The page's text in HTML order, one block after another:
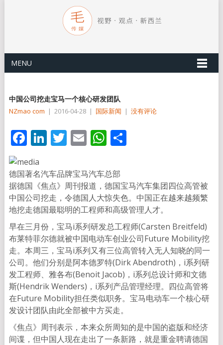
MENU
中国公司挖走宝马一个核心研发团队
NZmao com | 2016-04-28 | 国际新闻 | 没有评论
Facebook
LinkedIn
Twitter
EmailWhatsApp
分
德国著名汽车品牌宝马汽车总部
据德国《焦点》周刊报道，德国宝马汽车集团四位高管被
中国公司挖走，令德国人大惊失色。中国正在越来越频繁
地挖走德国最聪明的工程师和高级管理人才。
早在三月份，宝马i系列研发总工程师(Carsten Breitfeld)
布莱特菲尔德就被中国电动车创业公司Future Mobility挖
走。本周三，宝马i系列又有三位高管转入无人知晓的同一
公司。他们分别是阿本德罗特(Dirk Abendroth)，i系列研
发工程师、雅各布(Benoit Jacob)，i系列总设计师和文德
斯(Hendrik Wenders)，i系列产品管理经理。四位高管将
在Future Mobility担任类似职务。宝马电动车一个核心研
发设计团队由此全部被中方买走。
《焦点》周刊表示，本来众所周知的是中国的盗版和经济
间谍，但中国人现在走出了一条新路，就是重金聘请德国